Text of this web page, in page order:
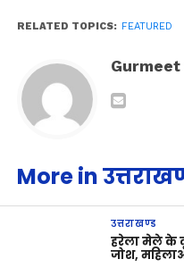
RELATED TOPICS: FEATURED
More in
उत्तराखण्ड
हरेला मेले के
जोश,